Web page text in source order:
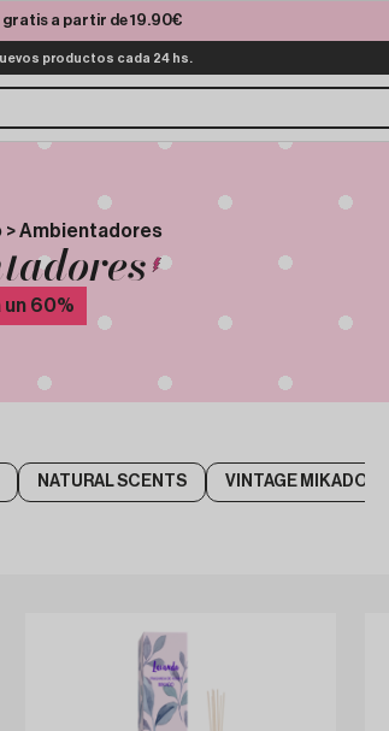
gratis a partir de 19.90€
productos cada 24 hs.
> Ambientadores
un 60%
NATURAL SCENTS VINTAGE MIKADO